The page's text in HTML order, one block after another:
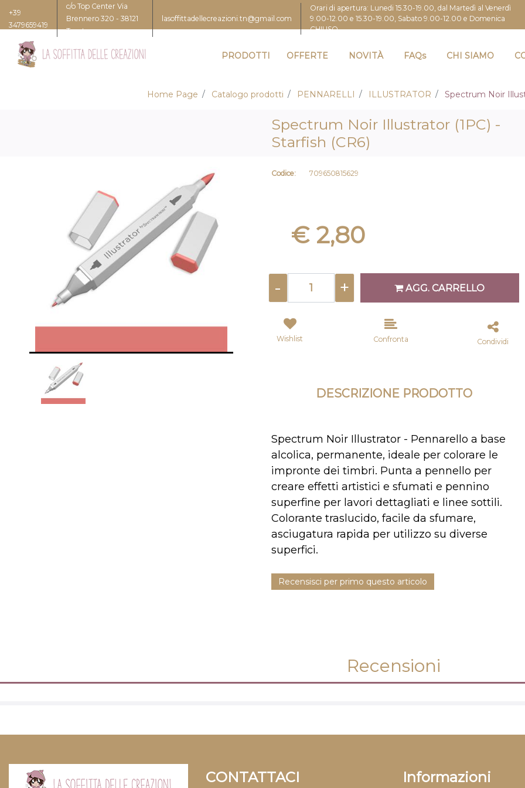
+39
3479659419
c/o Top Center Via
Brennero 320 - 38121
Trento
lasoffittadellecreazioni.tn@gmail.com
Orari di apertura: Lunedi 15.30-19.00, dal Martedì al Venerdì
9.00-12.00 e 15.30-19.00, Sabato 9.00-12.00 e Domenica
CHIUSO
PRODOTTI OFFERTE NOVITÀ FAQs CHI SIAMO
Home Page Catalogo prodotti PENNARELLI ILLUSTRATOR Spectrum Noir
Spectrum Noir Illustrator (1PC) -
Starfish (CR6)
Codice: 709650815629
€ 2,80
AGG. CARRELLO
Wishlist Confronta Condividi
DESCRIZIONE PRODOTTO
Spectrum Noir Illustrator - Pennarello a base
alcolica, permanente, ideale per colorare le
impronte dei timbri. Punta a pennello per
creare effetti artistici e sfumati e pennino
superfine per lavori dettagliati e linee sottili.
Colorante traslucido, facile da sfumare,
asciugatura rapida per utilizzo su diverse
superfici.
Recensisci per primo questo articolo
Recensioni
CONTATTACI Informazioni